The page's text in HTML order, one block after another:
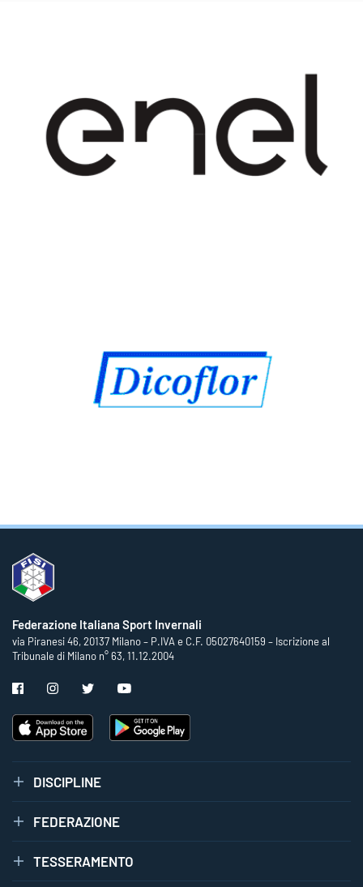
Federazione Italiana Sport Invernali
via Piranesi 46, 20137 Milano – P.IVA e C.F. 05027640159 – Iscrizione al
Tribunale di Milano n° 63, 11.12.2004
DISCIPLINE
FEDERAZIONE
TESSERAMENTO